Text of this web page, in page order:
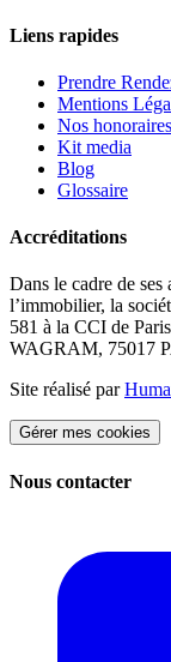
Liens rapides
Prendre
Mentions
Nos honoraires
Kit media
Blog
Glossaire
Accréditations
Dans le cadre de
l’immobilier, la
581 à la CCI de
WAGRAM, 75017
Site réalisé par
Gérer mes cookies
Nous contacter